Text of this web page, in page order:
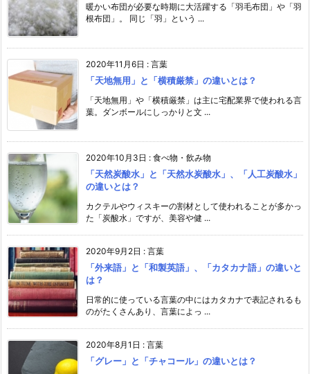
暖かい布団が必要な時期に大活躍する「羽毛布団」や「羽
根布団」。 同じ「羽」という ...
2020年11月6日 : 言葉
「天地無用」と「横積厳禁」の違いとは？
「天地無用」や「横積厳禁」は主に宅配業界で使われる言
葉。ダンボールにしっかりと文 ...
2020年10月3日 : 食べ物・飲み物
「天然炭酸水」と「天然水炭酸水」、「人工炭酸水」
の違いとは？
カクテルやウィスキーの割材として使われることが多かっ
た「炭酸水」ですが、美容や健 ...
2020年9月2日 : 言葉
「外来語」と「和製英語」、「カタカナ語」の違いと
は？
日常的に使っている言葉の中にはカタカナで表記されるも
のがたくさんあり、言葉によっ ...
2020年8月1日 : 言葉
「グレー」と「チャコール」の違いとは？